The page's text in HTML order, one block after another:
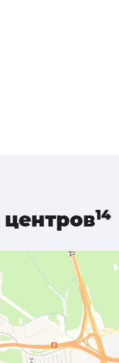
центров